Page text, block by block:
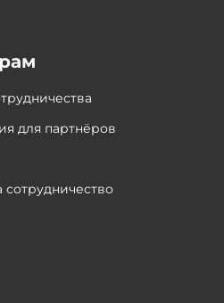
для партнёров
сотрудничество